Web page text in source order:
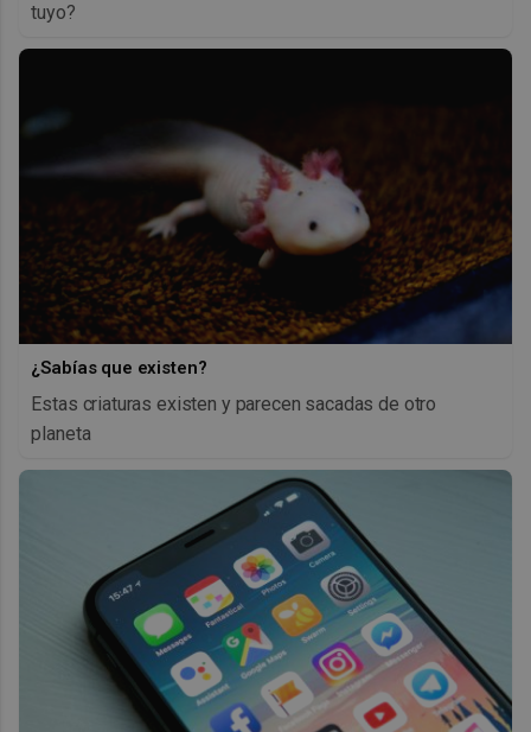
tuyo?
¿Sabías que existen?
Estas criaturas existen y parecen sacadas de otro
planeta